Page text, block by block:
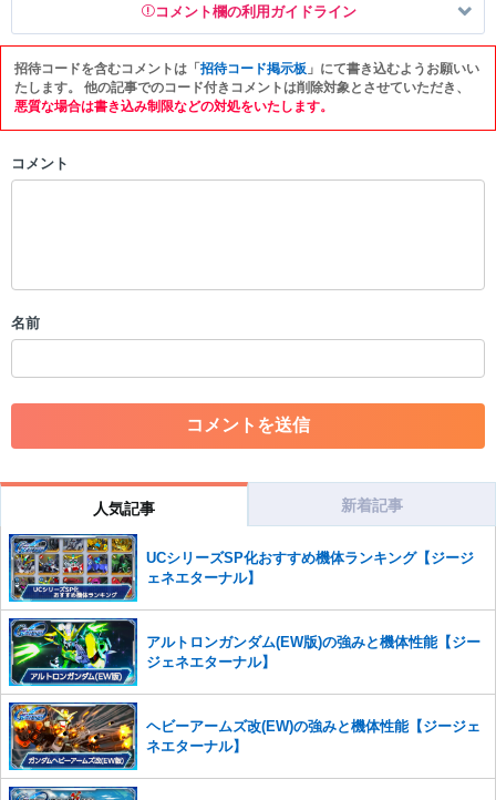
コメント欄の利用ガイドライン
以下の書き込みを禁止とし、場合によってはコメント削除や書き込み制
限を行う可能性がございます。 あらかじめご了承ください。
・スパムなど、記事内容と関係のない投稿
・その他、管理者が不適切と判断した投稿
コメントの削除を申請する ※投稿内容を確認後、順次対応さ
※一度削除したコメントは復元ができませんのでご注意くだ
また、過度な利用規約の違反や、弊社に損害の及ぶ内容の書き込みがあ
った場合は、法的措置をとらせていただく場合もございますので、あら
かじめご理解くださいませ。
招待コードを含むコメントは「 招待コード掲示板 」にて書き込むようお願いい
たします。 他の記事でのコード付きコメントは削除対象とさせていただき、
悪質な場合は書き込み制限などの対処をいたします。
コメント
名前
人気記事 新着記事
UCシリーズSP化おすすめ機体ランキング【ジージ
ェネエターナル】
アルトロンガンダム(EW版)の強みと機体性能【ジー
ジェネエターナル】
ヘビーアームズ改(EW)の強みと機体性能【ジージェ
ネエターナル】